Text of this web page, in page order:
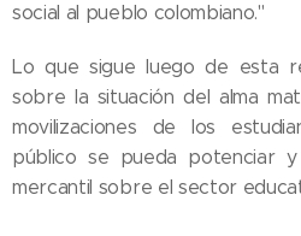
social al pueblo colombiano."
Lo que sigue luego de esta
sobre la situación del alma
movilizaciones de los
público se pueda potenciar
mercantil sobre el sector